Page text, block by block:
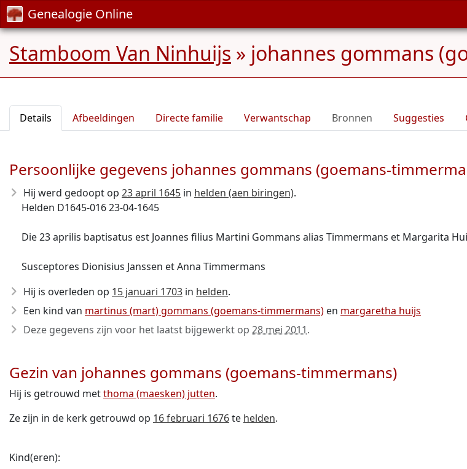
Genealogie Online
Stamboom Van Ninhuijs » johannes gommans
Details Afbeeldingen Directe familie Verwantschap Bronnen Suggesties
Persoonlijke gegevens johannes gommans (goemans-
Hij werd gedoopt op 23 april 1645 in helden (aen biringen).
Helden D1645-016 23-04-1645
Die 23 aprilis baptisatus est Joannes filius Martini Gommans alias Timmermans et Margarita
Susceptores Dionisius Janssen et Anna Timmermans
Hij is overleden op 15 januari 1703 in helden.
Een kind van martinus (mart) gommans (goemans-timmermans) en margaretha huijs
Deze gegevens zijn voor het laatst bijgewerkt op 28 mei 2011.
Gezin van johannes gommans (goemans-timmermans)
Hij is getrouwd metthoma (maesken) jutten.
Ze zijn in de kerk getrouwd op 16 februari 1676te helden.
Kind(eren):